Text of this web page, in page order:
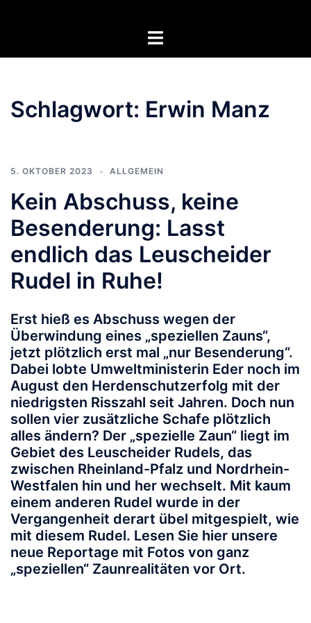
Menü
Schlagwort: Erwin Manz
5. OKTOBER 2023 ALLGEMEIN
Kein Abschuss, keine
Besenderung: Lasst
endlich das Leuscheider
Rudel in Ruhe!
Erst hieß es Abschuss wegen der
Überwindung eines „speziellen Zauns“,
jetzt plötzlich erst mal „nur Besenderung“.
Dabei lobte Umweltministerin Eder noch im
August den Herdenschutzerfolg mit der
niedrigsten Risszahl seit Jahren. Doch nun
sollen vier zusätzliche Schafe plötzlich
alles ändern? Der „spezielle Zaun“ liegt im
Gebiet des Leuscheider Rudels, das
zwischen Rheinland-Pfalz und Nordrhein-
Westfalen hin und her wechselt. Mit kaum
einem anderen Rudel wurde in der
Vergangenheit derart übel mitgespielt, wie
mit diesem Rudel. Lesen Sie hier unsere
neue Reportage mit Fotos von ganz
„speziellen“ Zaunrealitäten vor Ort.